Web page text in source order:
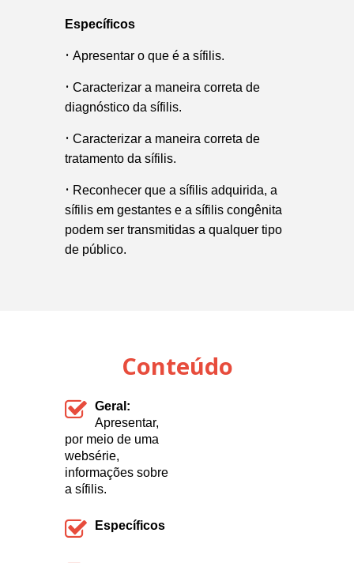
Específicos
•Apresentar o que é a sífilis.
•Caracterizar a maneira correta de
diagnóstico da sífilis.
•Caracterizar a maneira correta de
tratamento da sífilis.
• Reconhecer que a sífilis adquirida, a
sífilis em gestantes e a sífilis congênita
podem ser transmitidas a qualquer tipo
de público.
Conteúdo
Geral:
Apresentar,
por meio de uma
websérie,
informações sobre
a sífilis.
Específicos